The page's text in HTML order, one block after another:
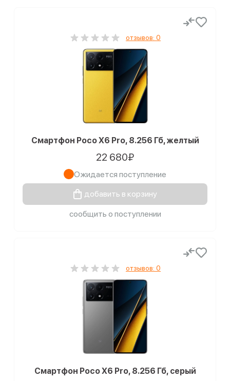
отзывов: 0
Смартфон Poco X6 Pro, 8.256 Гб, желтый
22 680₽
Ожидается поступление
добавить в корзину
сообщить о поступлении
отзывов: 0
Смартфон Poco X6 Pro, 8.256 Гб, серый